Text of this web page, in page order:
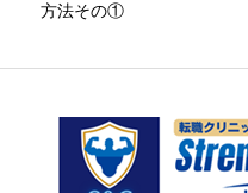
方法その①